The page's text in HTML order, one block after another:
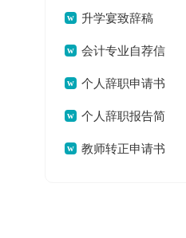
文共1481字]
告新版多篇[本文共
1737字]
升学宴致辞稿
【精品多篇】[本文
共2333字]
会计专业自荐信
[本文共1781字]
个人辞职申请书
新版多篇[本文共
2376字]
个人辞职报告简
单版多篇[本文共
教师转正申请书